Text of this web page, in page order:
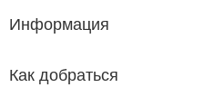
Информация
Как добраться